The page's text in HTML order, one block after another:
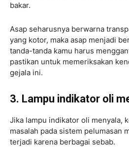
bakar.
Asap seharusnya berwarna
yang kotor, maka asap menjadi
tanda-tanda kamu harus
pastikan untuk memeriksakan
gejala ini.
3. Lampu indikator oli
Jika lampu indikator oli menyala,
masalah pada sistem pelumasan
terjadi karena berbagai sebab.